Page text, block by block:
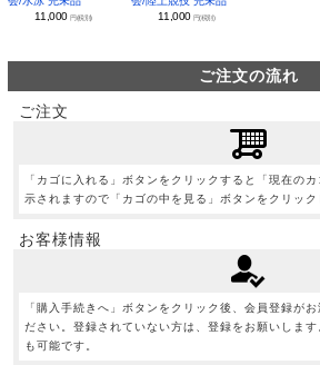
11,000円(税別)
11,000 円(税別)
ご注文の流れ
ご注文
「カゴに入れる」ボタンをクリックすると「現在の
示されますので「カゴの中を見る」ボタンをクリック
お客様情報
「購入手続きへ」ボタンをクリック後、会員登録が
ださい。登録されていない方は、登録をお願いしま
も可能です。